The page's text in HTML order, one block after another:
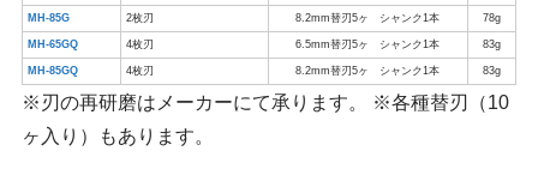
MH-85G 2枚刃 8.2mm替刃5ヶ シャンク1本 78g
MH-65GQ 4枚刃 6.5mm替刃5ヶ シャンク1本 83g
MH-85GQ 4枚刃 8.2mm替刃5ヶ シャンク1本 83g
※刃の再研磨はメーカーにて承ります。 ※各種替刃（10
ヶ入り）もあります。